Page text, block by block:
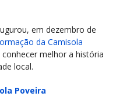
em dezembro de
da Camisola
melhor a história
local.
Poveira